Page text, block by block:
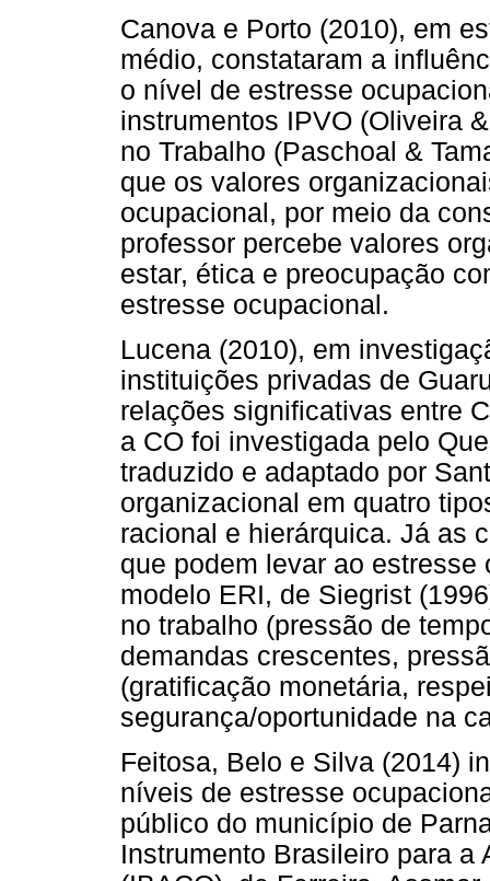
Canova e Porto (2010), em
médio, constataram a
o nível de estresse
instrumentos IPVO (Oliveira
no Trabalho (Paschoal &
que os valores
ocupacional, por meio da
professor percebe valores
estar, ética e preocupação
estresse ocupacional.
Lucena (2010), em
instituições privadas de
relações significativas entre
a CO foi investigada pelo
traduzido e adaptado por
organizacional em quatro
racional e hierárquica. Já as
que podem levar ao
modelo ERI, de Siegrist
no trabalho (pressão de
demandas crescentes,
(gratificação monetária,
segurança/oportunidade na
Feitosa, Belo e Silva (2014)
níveis de estresse
público do município de
Instrumento Brasileiro para a